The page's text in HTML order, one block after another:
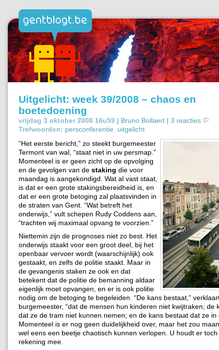
Uitgelicht: week 39/2008 – chaos en
boetedoening
vrijdag 3 oktober 2008 16u59 | Bruno Bollaert | 3 reacties
Trefwoorden: persconferentie uitgelicht
“Het eerste bericht,” zo steekt burgemeester
Termont van wal, “staat niet in uw persmap.”
Momenteel is er geen zicht op de opvolging
en de gevolgen van de staking die voor
maandag is aangekondigd. Wat al vast staat,
is dat er een grote stakingsbereidheid is, en
dat er een grote betoging zal plaatsvinden in
de straten van Gent. “Wat betreft het
onderwijs,” vult schepen Rudy Coddens aan,
“trachten wij maximaal opvang te voorzien.”
Niettemin zijn de prognoses niet zo best. Het
onderwijs staakt voor een groot deel, bij het
openbaar vervoer wordt (waarschijnlijk) ook
gestaakt, en zelfs de politie staakt. Maar in
de gevangenis staken ze ook en dat
betekent dat de politie de bemanning aldaar
eigenlijk moet opvangen, en er is ook politie
nodig om de betoging te begeleiden. “De kans bestaat,”
burgemeester, “dat de mensen hun kinderen niet kwijtraken; de
dat ze de tram niet kunnen nemen; en de kans bestaat dat ze in
Momenteel is er nog geen duidelijkheid over, maar het zou
wel eens een beetje chaotisch kunnen verlopen. U houdt er
rekening mee.